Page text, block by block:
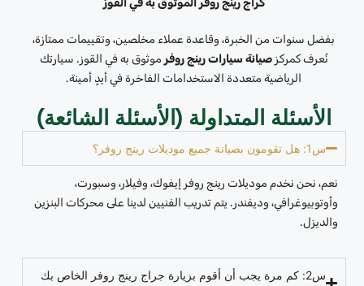
بفضل سنوات من الخبرة، وقاعدة عملاء مخلصين، وتقييمات ممتازة،
نُعرف كمركزصيانة سيارات رينج روفر موثوق به في القوز. سيارتك
الرياضية متعددة الاستخدامات الفاخرة في أيدٍ أمينة.
الأسئلة المتداولة (الأسئلة الشائعة)
س1: هل تقومون بصيانة جميع موديلات رينج روفر؟
نعم، نحن نخدم موديلات رينج روفر إيفوك، وفيلار، وسبورت،
وأوتوبيوغرافي، وديفندر. يتم تدريب الفنيين لدينا على محركات البنزين
والديزل.
س2: كم مرة يجب أن أقوم بزيارة جراج رينج روفر الخاص بك